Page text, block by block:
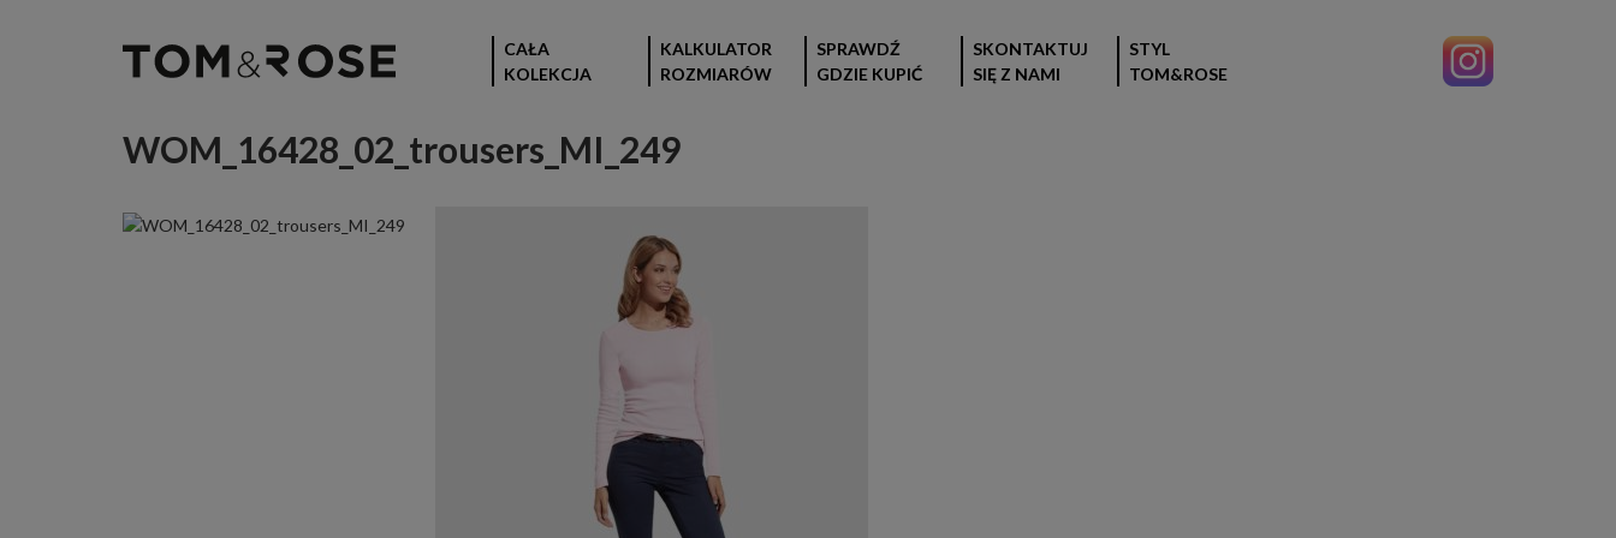
CAŁA
KOLEKCJA
KALKULATOR
ROZMIARÓW
SPRAWDŹ
GDZIE KUPIĆ
SKONTAKTUJ
SIĘ Z NAMI
STYL
TOM&ROSE
WOM_16428_02_trousers_MI_249